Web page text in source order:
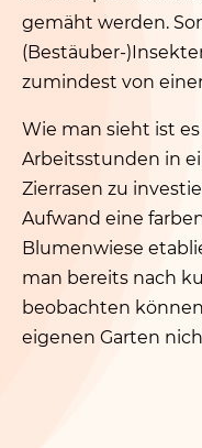
gemäht werden.
(Bestäuber-
zumindest von
Wie man sieht ist
Arbeitsstunden in
Zierrasen zu
Aufwand eine
Blumenwiese
man bereits nach
beobachten
eigenen Garten